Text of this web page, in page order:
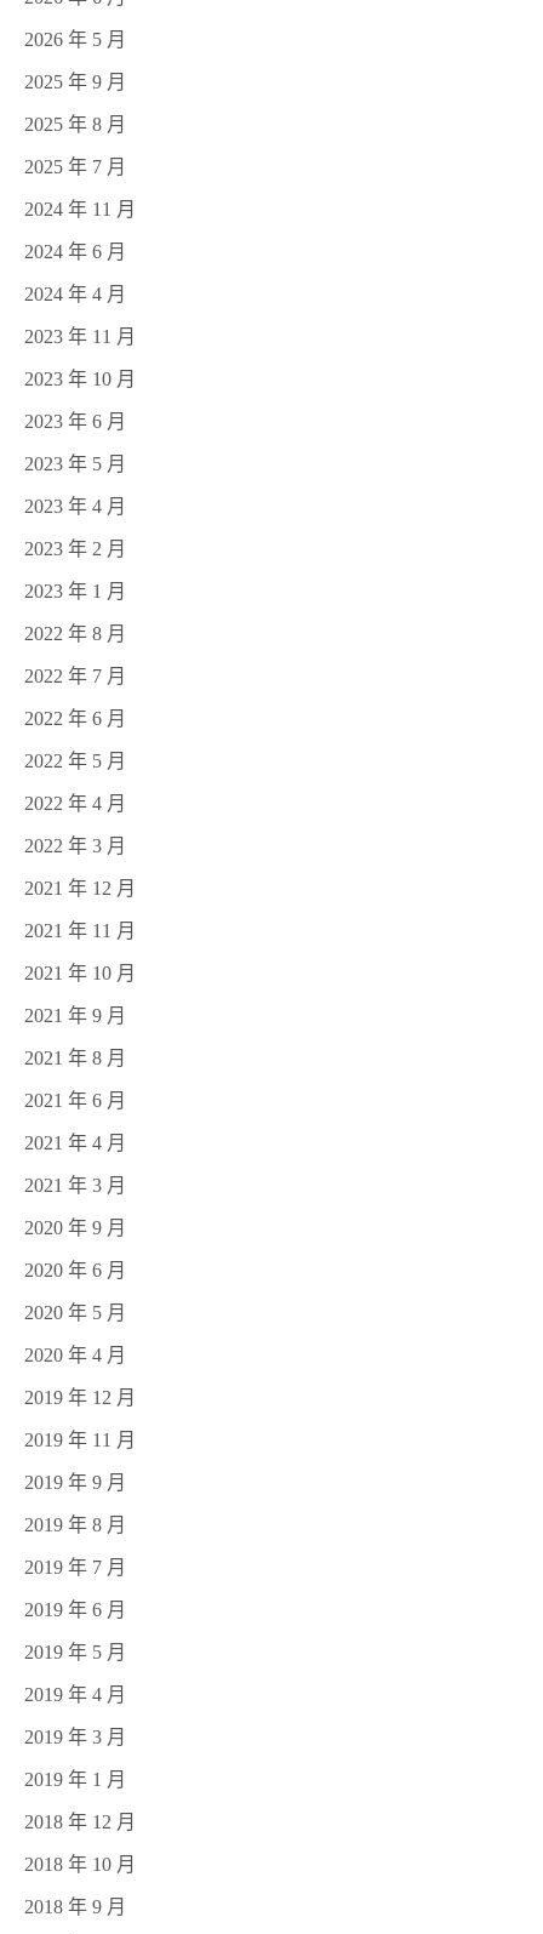
2026 年 5 月
2025 年 9 月
2025 年 8 月
2025 年 7 月
2024 年 11 月
2024 年 6 月
2024 年 4 月
2023 年 11 月
2023 年 10 月
2023 年 6 月
2023 年 5 月
2023 年 4 月
2023 年 2 月
2023 年 1 月
2022 年 8 月
2022 年 7 月
2022 年 6 月
2022 年 5 月
2022 年 4 月
2022 年 3 月
2021 年 12 月
2021 年 11 月
2021 年 10 月
2021 年 9 月
2021 年 8 月
2021 年 6 月
2021 年 4 月
2021 年 3 月
2020 年 9 月
2020 年 6 月
2020 年 5 月
2020 年 4 月
2019 年 12 月
2019 年 11 月
2019 年 9 月
2019 年 8 月
2019 年 7 月
2019 年 6 月
2019 年 5 月
2019 年 4 月
2019 年 3 月
2019 年 1 月
2018 年 12 月
2018 年 10 月
2018 年 9 月